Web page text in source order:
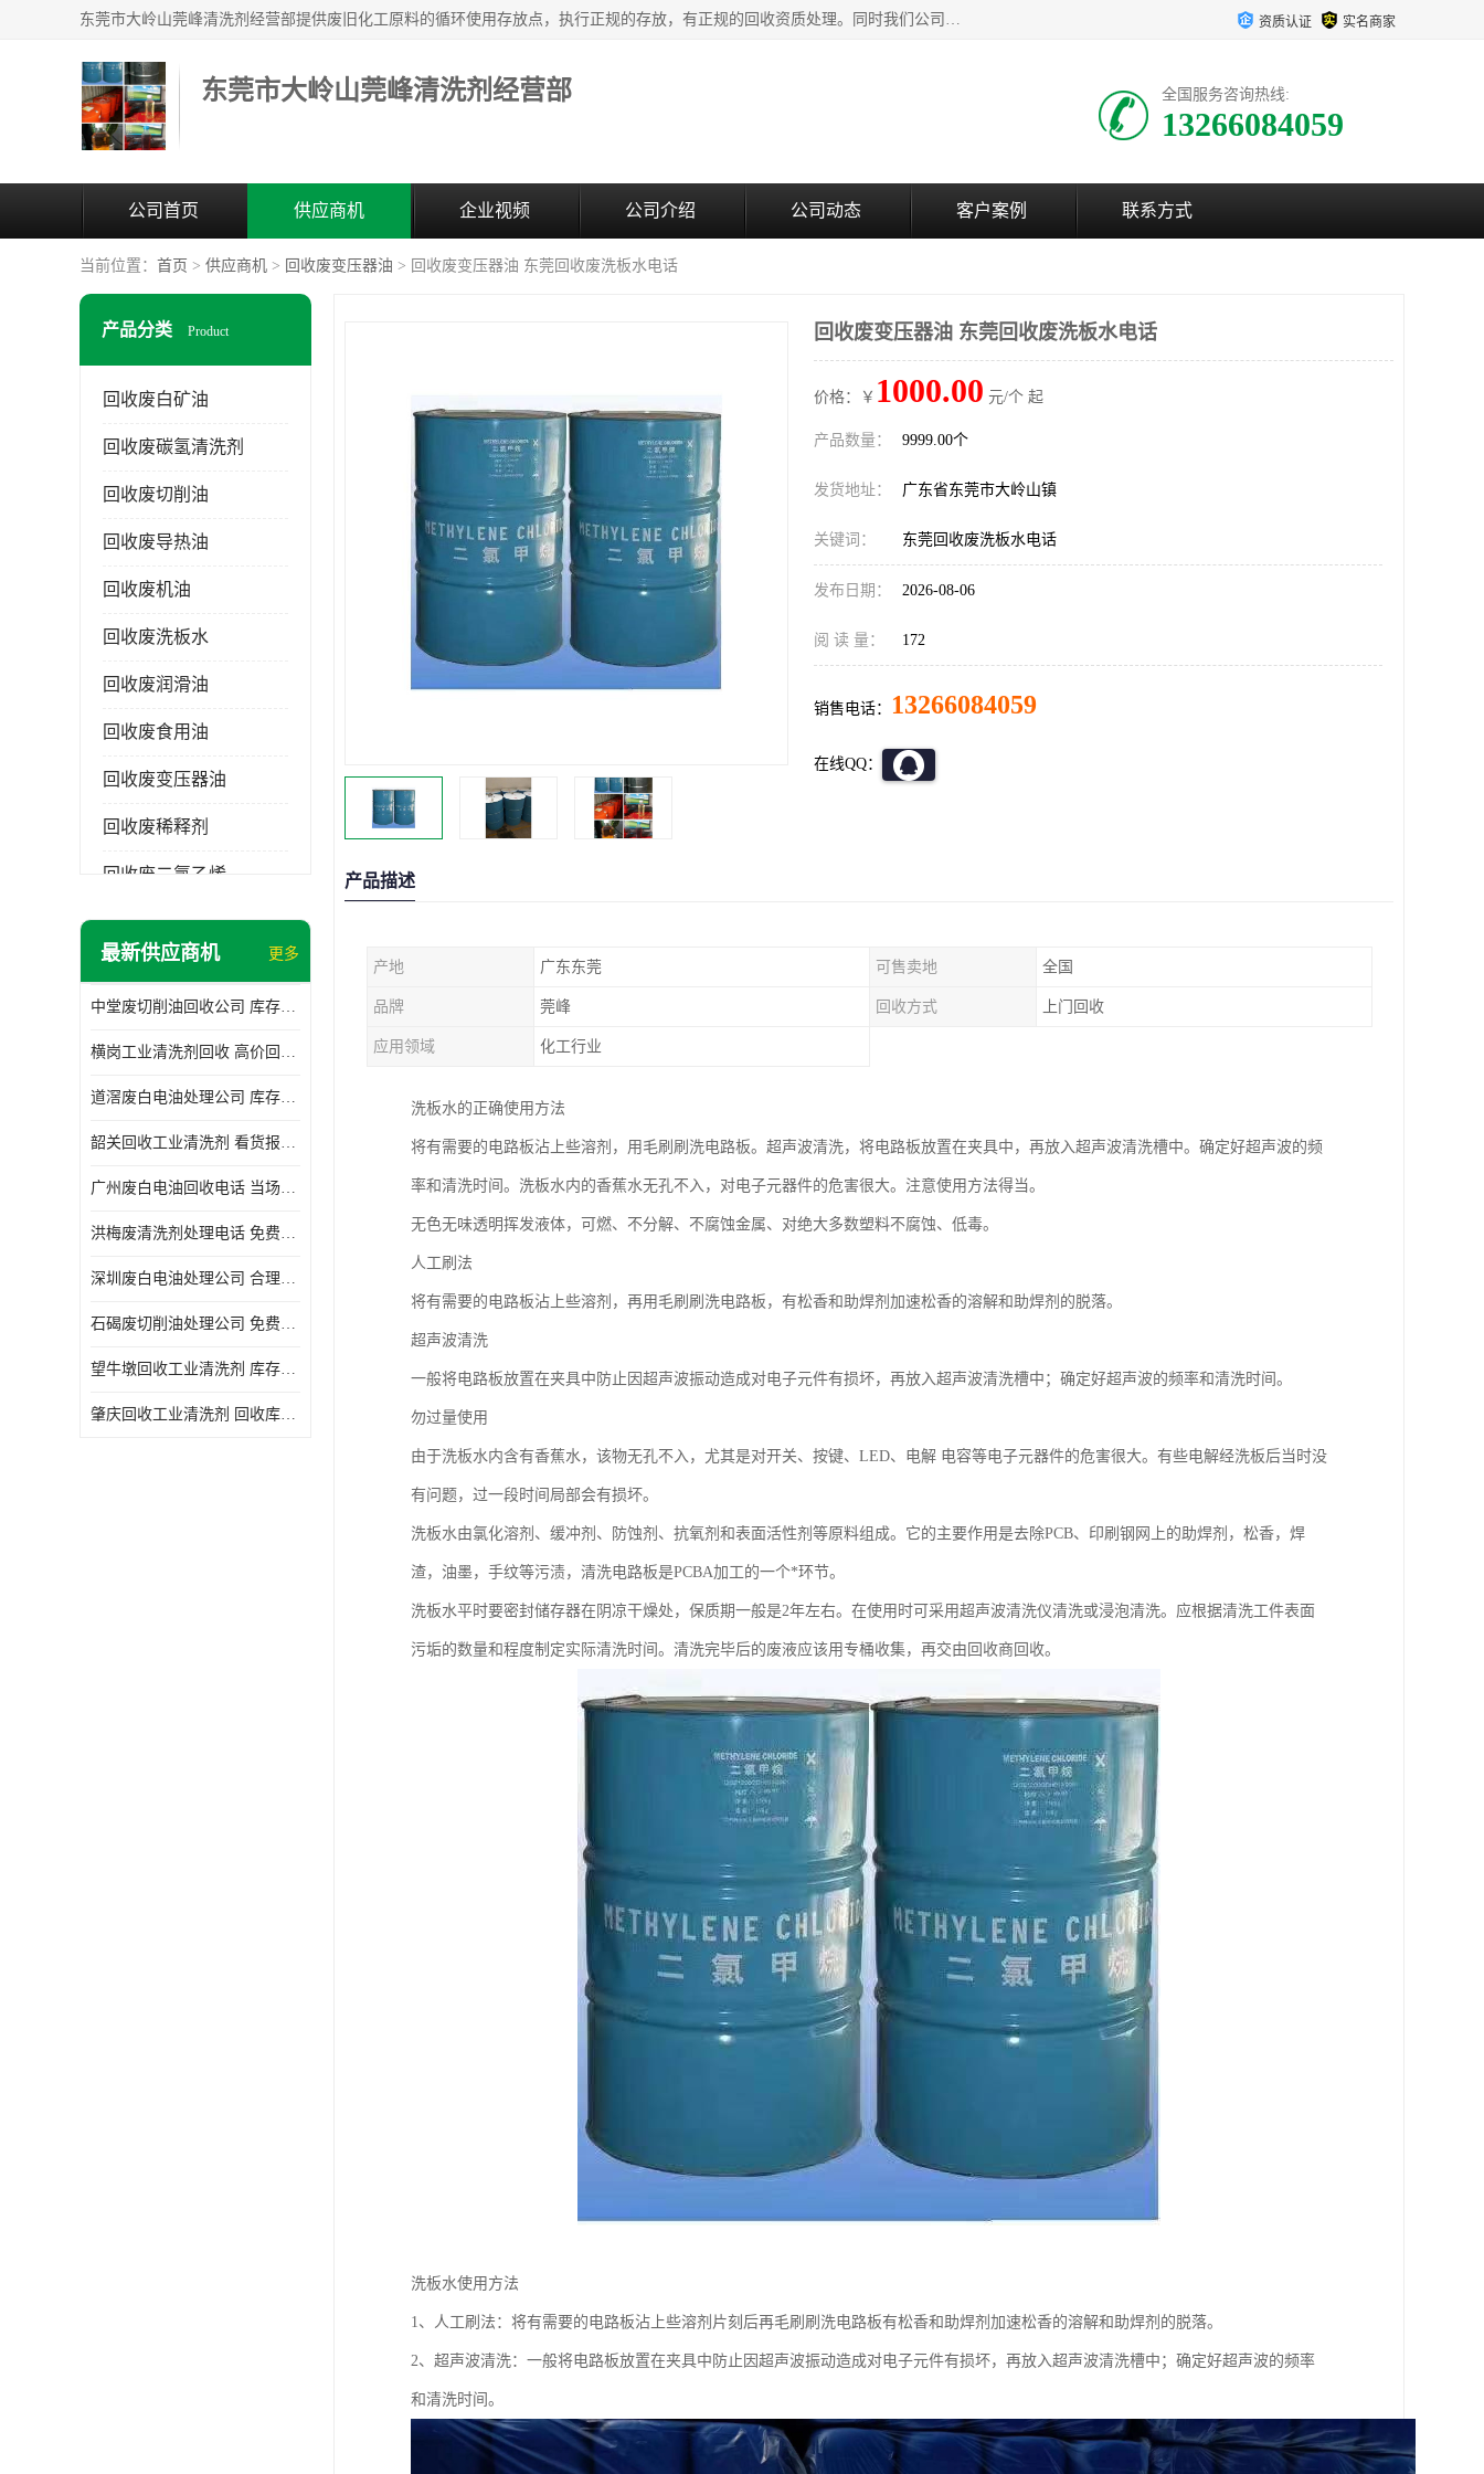
东莞市大岭山莞峰清洗剂经营部提供废旧化工原料的循环使用存放点，执行正规的存放，有正规的回收资质处理。同时我们公司批发零售回收级清洗剂，废液压油、废变压油、废清洗剂、脱模油、再生基础油，质量保证。 资质认证 实名商家
东莞市大岭山莞峰清洗剂经营部 全国服务咨询热线:
13266084059
公司首页 供应商机 企业视频 公司介绍 公司动态 客户案例 联系方式
当前位置： 首页 > 供应商机 > 回收废变压器油 > 回收废变压器油 东莞回收废洗板水电话
产品分类 Product
回收废白矿油
回收废碳氢清洗剂
回收废切削油
回收废导热油
回收废机油
回收废洗板水
回收废润滑油
回收废食用油
回收废变压器油
回收废稀释剂
回收废二氯乙烯
回收废清洗剂
回收废三氯乙烯
回收废清洗液
最新供应商机 更多
中堂废切削油回收公司 库存积压回收 义乌市永峰贸易商行
横岗工业清洗剂回收 高价回收 量大量小均可
道滘废白电油处理公司 库存积压回收 量大量小均可
韶关回收工业清洗剂 看货报价 欢迎电话咨询
广州废白电油回收电话 当场结算 现款结算
洪梅废清洗剂处理电话 免费估价 大量尾货回收
深圳废白电油处理公司 合理估价 上门评估报价
石碣废切削油处理公司 免费估价 量大量小均可
望牛墩回收工业清洗剂 库存积压回收 大量尾货回收
肇庆回收工业清洗剂 回收库存 量大量小均可
回收废变压器油 东莞回收废洗板水电话
价格：￥ 1000.00 元/个 起
产品数量： 9999.00个
发货地址： 广东省东莞市大岭山镇
关键词： 东莞回收废洗板水电话
发布日期： 2026-08-06
阅 读 量： 172
销售电话： 13266084059
在线QQ：
产品描述
产地 广东东莞 可售卖地 全国
品牌 莞峰 回收方式 上门回收
应用领域 化工行业
洗板水的正确使用方法
将有需要的电路板沾上些溶剂，用毛刷刷洗电路板。超声波清洗，将电路板放置在夹具中，再放入超声波清洗槽中。确定好超声波的频
率和清洗时间。洗板水内的香蕉水无孔不入，对电子元器件的危害很大。注意使用方法得当。
无色无味透明挥发液体，可燃、不分解、不腐蚀金属、对绝大多数塑料不腐蚀、低毒。
人工刷法
将有需要的电路板沾上些溶剂，再用毛刷刷洗电路板，有松香和助焊剂加速松香的溶解和助焊剂的脱落。
超声波清洗
一般将电路板放置在夹具中防止因超声波振动造成对电子元件有损坏，再放入超声波清洗槽中；确定好超声波的频率和清洗时间。
勿过量使用
由于洗板水内含有香蕉水，该物无孔不入，尤其是对开关、按键、LED、电解 电容等电子元器件的危害很大。有些电解经洗板后当时没
有问题，过一段时间局部会有损坏。
洗板水由氯化溶剂、缓冲剂、防蚀剂、抗氧剂和表面活性剂等原料组成。它的主要作用是去除PCB、印刷钢网上的助焊剂，松香，焊
渣，油墨，手纹等污渍，清洗电路板是PCBA加工的一个*环节。
洗板水平时要密封储存器在阴凉干燥处，保质期一般是2年左右。在使用时可采用超声波清洗仪清洗或浸泡清洗。应根据清洗工件表面
污垢的数量和程度制定实际清洗时间。清洗完毕后的废液应该用专桶收集，再交由回收商回收。
洗板水使用方法
1、人工刷法：将有需要的电路板沾上些溶剂片刻后再毛刷刷洗电路板有松香和助焊剂加速松香的溶解和助焊剂的脱落。
2、超声波清洗：一般将电路板放置在夹具中防止因超声波振动造成对电子元件有损坏，再放入超声波清洗槽中；确定好超声波的频率
和清洗时间。